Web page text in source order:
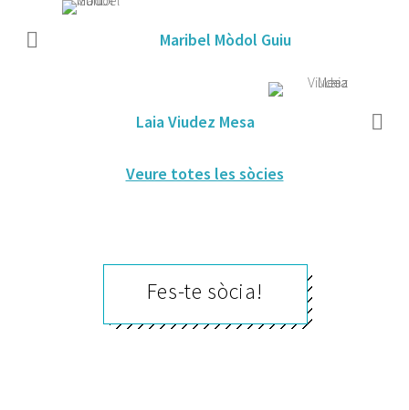
Maribel Mòdol Guiu
Laia Viudez Mesa
Veure totes les sòcies
Fes-te sòcia!